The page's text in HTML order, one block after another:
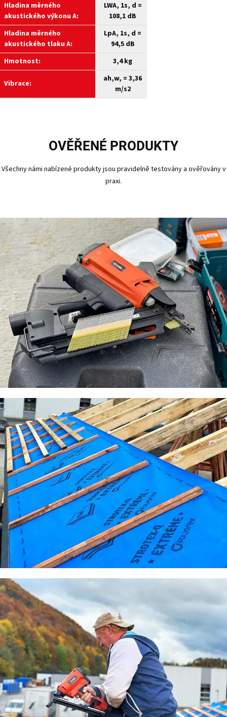
Hladina měrného
akustického výkonu A:
LWA, 1s, d =
108,1 dB
Hladina měrného
akustického tlaku A:
LpA, 1s, d =
94,5 dB
Hmotnost:
3,4 kg
Vibrace:
ah,w, = 3,36
m/s2
OVĚŘENÉ PRODUKTY
Všechny námi nabízené produkty jsou pravidelně testovány a ověřovány v
praxi.